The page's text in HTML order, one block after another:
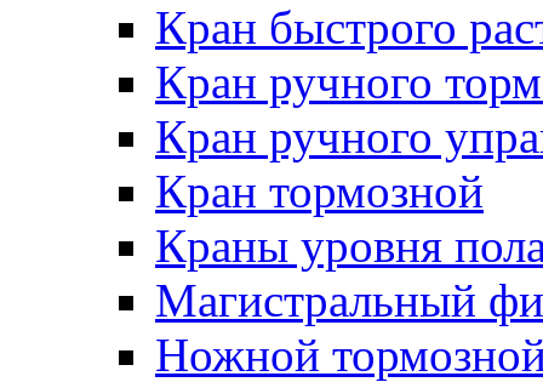
Кран быстрого
Кран ручного
Кран ручного
Кран тормозной
Краны уровня
Магистральный
Ножной